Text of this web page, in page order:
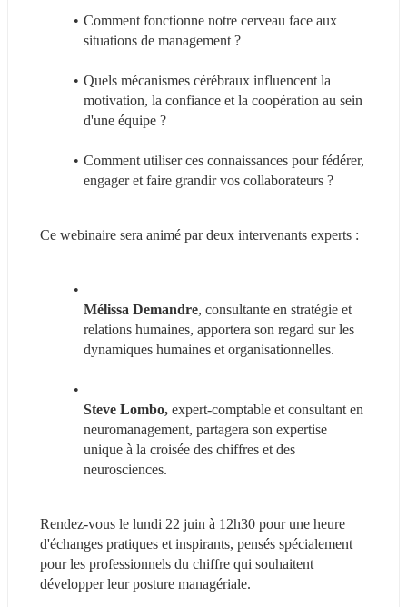
Comment fonctionne notre cerveau face aux
situations de management ?
Quels mécanismes cérébraux influencent la
motivation, la confiance et la coopération au sein
d'une équipe ?
Comment utiliser ces connaissances pour fédérer,
engager et faire grandir vos collaborateurs ?
Ce webinaire sera animé par deux intervenants experts :
Mélissa Demandre, consultante en stratégie et
relations humaines, apportera son regard sur les
dynamiques humaines et organisationnelles.
Steve Lombo, expert-comptable et consultant en
neuromanagement, partagera son expertise
unique à la croisée des chiffres et des
neurosciences.
Rendez-vous le lundi 22 juin à 12h30 pour une heure
d'échanges pratiques et inspirants, pensés spécialement
pour les professionnels du chiffre qui souhaitent
développer leur posture managériale.